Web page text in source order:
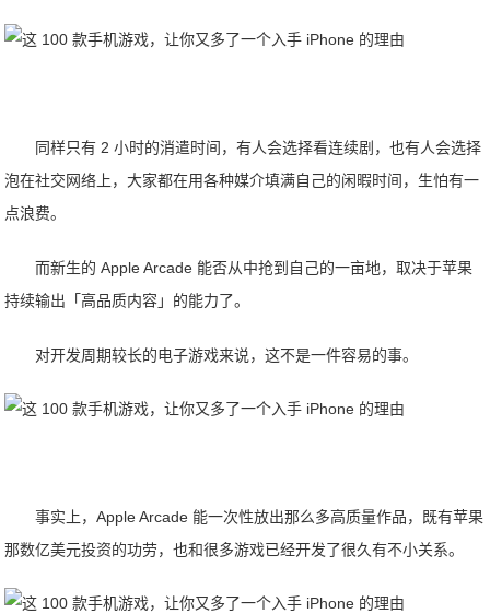
同样只有 2 小时的消遣时间，有人会选择看连续剧，也有人会选择
泡在社交网络上，大家都在用各种媒介填满自己的闲暇时间，生怕有一
点浪费。
而新生的 Apple Arcade 能否从中抢到自己的一亩地，取决于苹果
持续输出「高品质内容」的能力了。
对开发周期较长的电子游戏来说，这不是一件容易的事。
事实上，Apple Arcade 能一次性放出那么多高质量作品，既有苹果
那数亿美元投资的功劳，也和很多游戏已经开发了很久有不小关系。